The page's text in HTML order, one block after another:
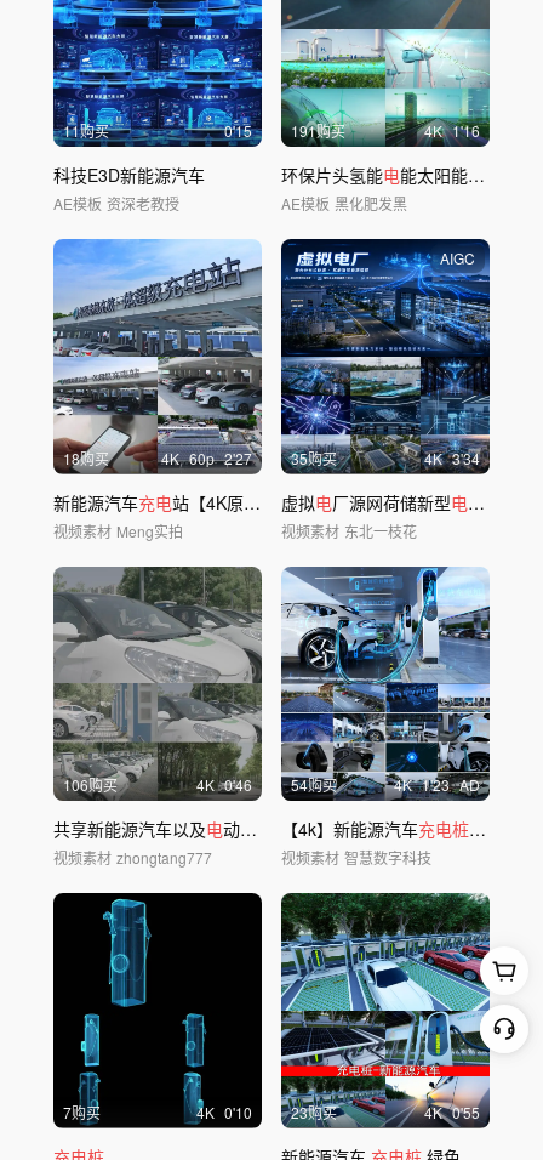
11购买 0'15
科技E3D新能源汽车
AE模板 资深老教授
191购买 4K 1'16
环保片头氢能电能太阳能绿色城市新能源
AE模板 黑化肥发黑
18购买 4K 60p 2'27
新能源汽车充电站【4K原创】
视频素材 Meng实拍
AIGC
35购买 4K 3'34
虚拟电厂源网荷储新型电力系统AI
视频素材 东北一枝花
106购买 4K 0'46
共享新能源汽车以及电动汽车 充电实拍
视频素材 zhongtang777
54购买 4K 1'23 AD
【4k】新能源汽车充电桩充电
视频素材 智慧数字科技
7购买 4K 0'10 23购买 4K 0'55